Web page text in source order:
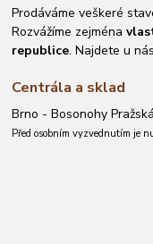
Prodáváme veškeré
Rozvážíme zejména
republice. Najdete u
Centrála a sklad
Brno - Bosonohy
Před osobním vyzvednutím je